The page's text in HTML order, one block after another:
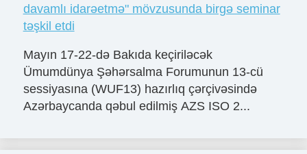
davamlı idarəetmə" mövzusunda birgə seminar
təşkil etdi
Mayın 17-22-də Bakıda keçiriləcək
Ümumdünya Şəhərsalma Forumunun 13-cü
sessiyasına (WUF13) hazırlıq çərçivəsində
Azərbaycanda qəbul edilmiş AZS ISO 2...